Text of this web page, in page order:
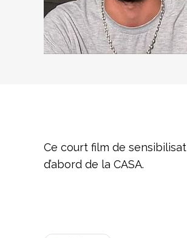
Ce court film de
d’abord de la CASA.